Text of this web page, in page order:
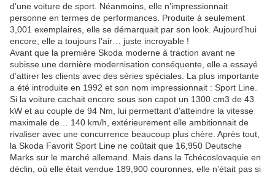
d’une voiture de sport. Néanmoins, elle n’impressionnait
personne en termes de performances. Produite à seulement
3,001 exemplaires, elle se démarquait par son look. Aujourd’hui
encore, elle a toujours l’air… juste incroyable !
Avant que la première Skoda moderne à traction avant ne
subisse une dernière modernisation conséquente, elle a essayé
d’attirer les clients avec des séries spéciales. La plus importante
a été introduite en 1992 et son nom impressionnait : Sport Line.
Si la voiture cachait encore sous son capot un 1300 cm3 de 43
kW et au couple de 94 Nm, lui permettant d’atteindre la vitesse
maximale de… 140 km/h, extérieurement elle ambitionnait de
rivaliser avec une concurrence beaucoup plus chère. Après tout,
la Skoda Favorit Sport Line ne coûtait que 16,950 Deutsche
Marks sur le marché allemand. Mais dans la Tchécoslovaquie en
déclin, où elle était vendue 189,900 couronnes, elle n’était pas si